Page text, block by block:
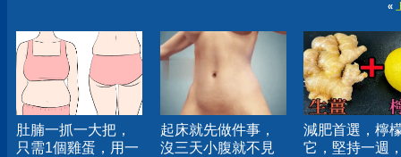
«
肚腩一抓一大把，
只需1個雞蛋，用一
起床就先做件事，
沒三天小腹就不見
減肥首選，檸
它，堅持一週